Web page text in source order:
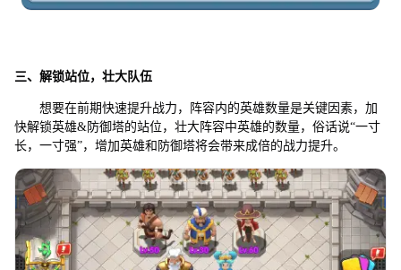
三、解锁站位，壮大队伍
想要在前期快速提升战力，阵容内的英雄数量是关键因素，加
快解锁英雄&防御塔的站位，壮大阵容中英雄的数量，俗话说“一寸
长，一寸强”，增加英雄和防御塔将会带来成倍的战力提升。